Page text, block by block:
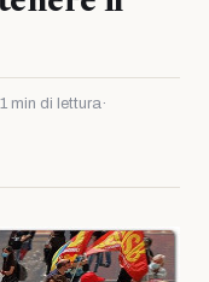
1 min di lettura·